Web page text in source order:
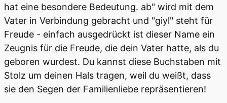
hat eine besondere Bedeutung. ab" wird mit dem
Vater in Verbindung gebracht und "giyl" steht für
Freude - einfach ausgedrückt ist dieser Name ein
Zeugnis für die Freude, die dein Vater hatte, als du
geboren wurdest. Du kannst diese Buchstaben mit
Stolz um deinen Hals tragen, weil du weißt, dass
sie den Segen der Familienliebe repräsentieren!